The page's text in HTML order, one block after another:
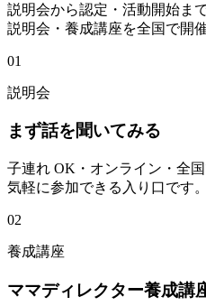
説明会から認定・活動開始ま
説明会・養成講座を全国で開
01
説明会
まず話を聞いてみる
子連れ OK・オンライン・全国
気軽に参加できる入り口です。
02
養成講座
ママディレクター養成講